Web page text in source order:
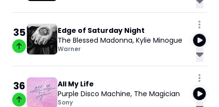
35
Edge of Saturday Night
The Blessed Madonna, Kylie Minogue
Warner
36
All My Life
Purple Disco Machine, The Magician
Sony